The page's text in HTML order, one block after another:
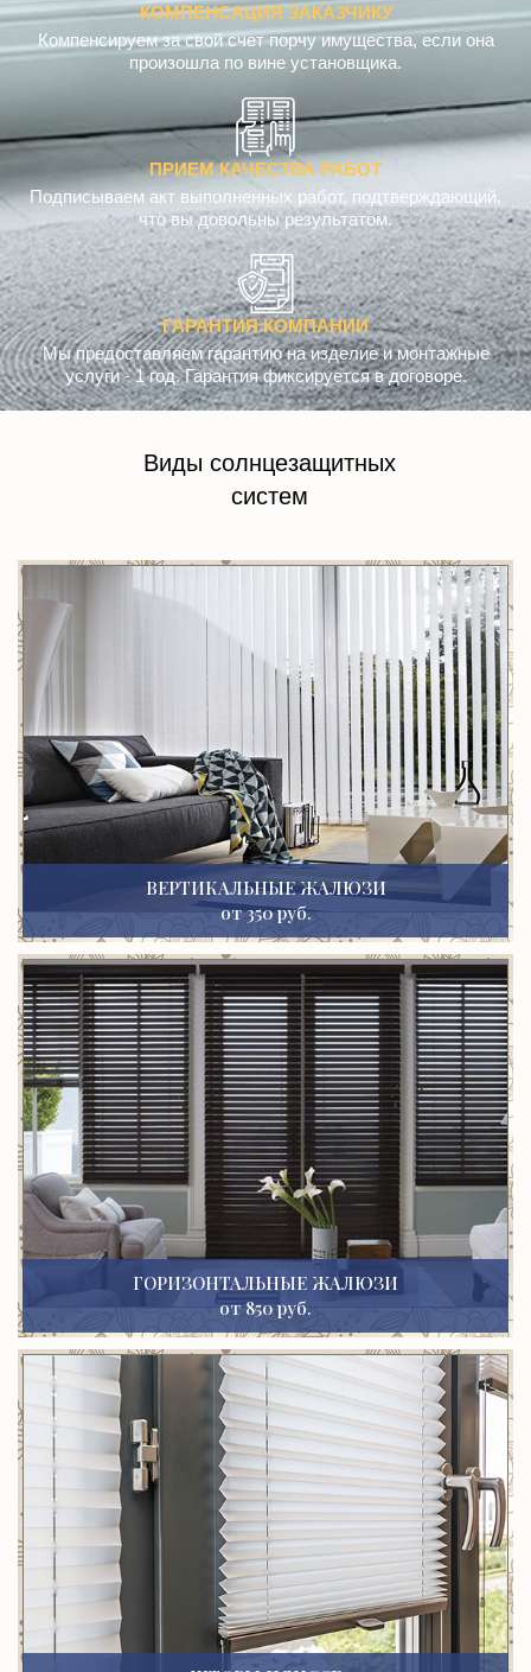
КОМПЕНСАЦИЯ ЗАКАЗЧИКУ
Компенсируем за свой счет порчу имущества, если она
произошла по вине установщика.
ПРИЕМ КАЧЕСТВА РАБОТ
Подписываем акт выполненных работ, подтверждающий,
что вы довольны результатом.
ГАРАНТИЯ КОМПАНИИ
Мы предоставляем гарантию на изделие и монтажные
услуги - 1 год. Гарантия фиксируется в договоре.
Виды солнцезащитных
систем
ВЕРТИКАЛЬНЫЕ ЖАЛЮЗИ
от 350 руб.
ГОРИЗОНТАЛЬНЫЕ ЖАЛЮЗИ
от 850 руб.